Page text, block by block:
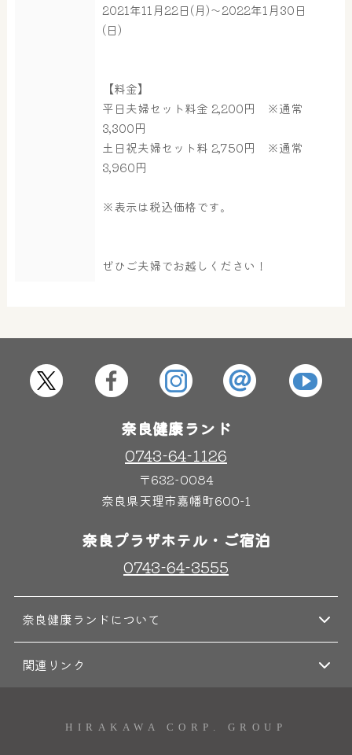
はしゃきっズ
2021年11月22日(月)～2022年1月30日
(日)
【料金】
平日夫婦セット料金 2,200円 ※通常
3,300円
土日祝夫婦セット料 2,750円 ※通常
3,960円
※表示は税込価格です。
ぜひご夫婦でお越しください！
奈良健康ランド
0743-64-1126
〒632-0084
奈良県天理市嘉幡町600-1
奈良プラザホテル・ご宿泊
0743-64-3555
奈良健康ランドについて
関連リンク
HIRAKAWA CORP. GROUP